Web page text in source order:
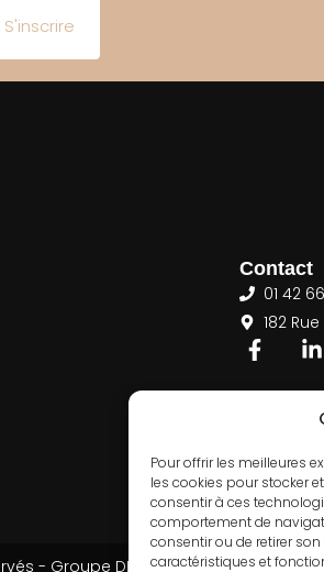
Pour offrir les meilleures
les cookies pour stocker
consentir à ces
comportement de
consentir ou de retirer
caractéristiques et
S'inscrire
Contact
01 42
182
- Groupe DESCOLONGES